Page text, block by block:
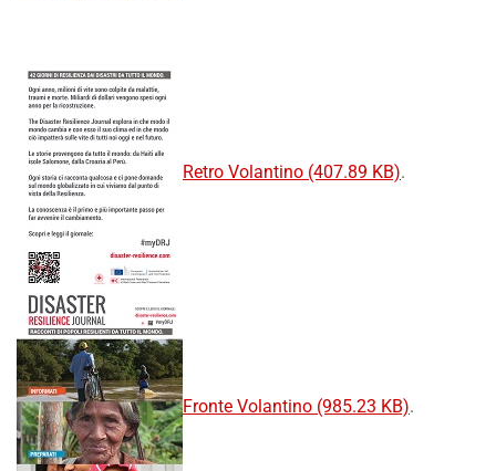
Retro Volantino (407.89 KB).
Fronte Volantino (985.23 KB).